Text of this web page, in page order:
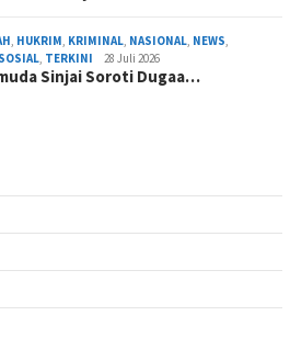
, HUKRIM, KRIMINAL, NASIONAL, NEWS,
SOSIAL, TERKINI 28 Juli 2026
Sinjai Soroti Dugaa…